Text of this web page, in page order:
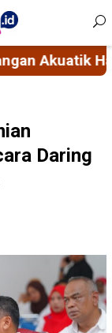
Pangan
Daring